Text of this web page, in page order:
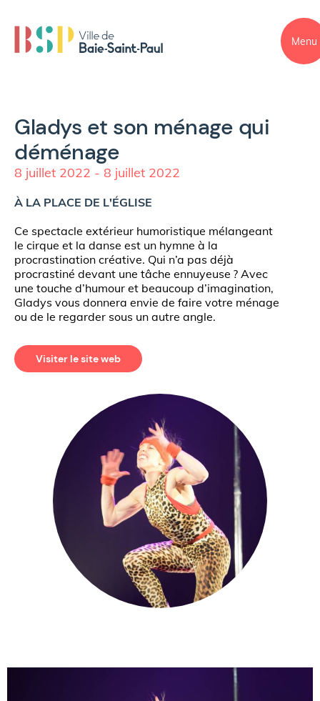
Menu
Gladys et son ménage qui
déménage
8 juillet 2022 - 8 juillet 2022
À LA PLACE DE L'ÉGLISE
Ce spectacle extérieur humoristique mélangeant
le cirque et la danse est un hymne à la
procrastination créative. Qui n’a pas déjà
procrastiné devant une tâche ennuyeuse ? Avec
une touche d’humour et beaucoup d’imagination,
Gladys vous donnera envie de faire votre ménage
ou de le regarder sous un autre angle.
Visiter le site web